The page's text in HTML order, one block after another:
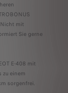
mit
Sie gerne
E-408 mit
zu einem
sorgenfrei.